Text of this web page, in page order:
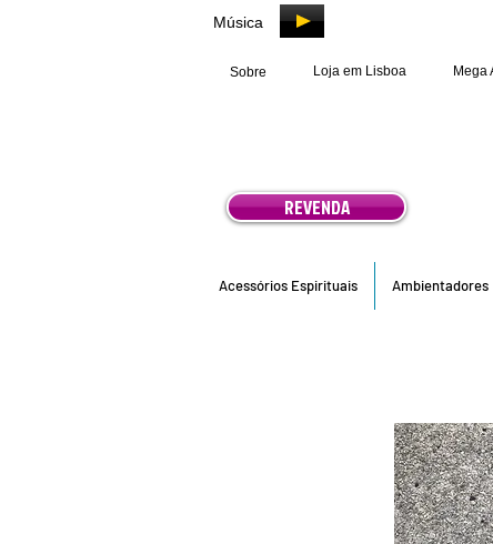
Música
Sobre Loja em Lisboa Mega
REVENDA
Acessórios Espirituais Ambientadores